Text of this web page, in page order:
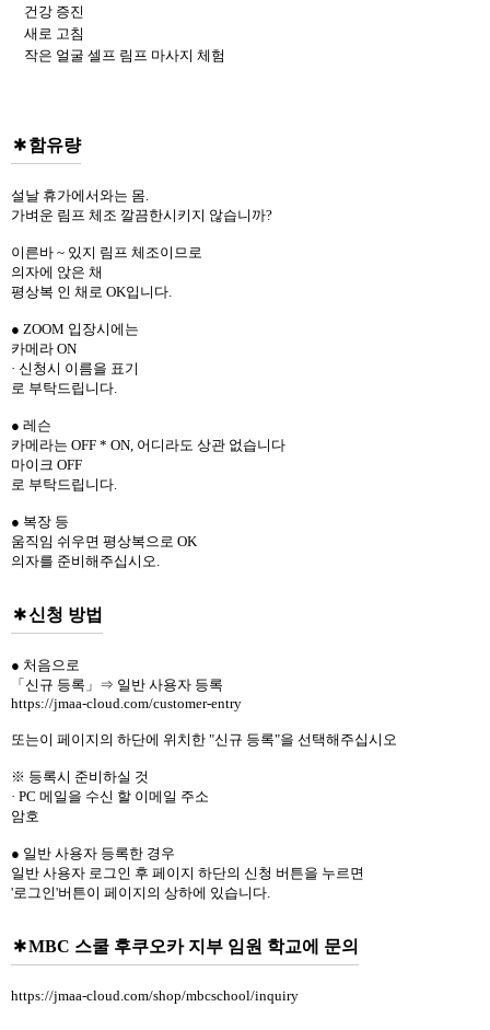
건강 증진
새로 고침
작은 얼굴 셀프 림프 마사지 체험
함유량
설날 휴가에서와는 몸.
가벼운 림프 체조 깔끔한시키지 않습니까?
이른바 ~ 있지 림프 체조이므로
의자에 앉은 채
평상복 인 채로 OK입니다.
● ZOOM 입장시에는
카메라 ON
· 신청시 이름을 표기
로 부탁드립니다.
● 레슨
카메라는 OFF * ON, 어디라도 상관 없습니다
마이크 OFF
로 부탁드립니다.
● 복장 등
움직임 쉬우면 평상복으로 OK
의자를 준비해주십시오.
신청 방법
● 처음으로
「신규 등록」⇒ 일반 사용자 등록
https://jmaa-cloud.com/customer-entry
또는이 페이지의 하단에 위치한 "신규 등록"을 선택해주십시오
※ 등록시 준비하실 것
· PC 메일을 수신 할 이메일 주소
암호
● 일반 사용자 등록한 경우
일반 사용자 로그인 후 페이지 하단의 신청 버튼을 누르면
'로그인'버튼이 페이지의 상하에 있습니다.
MBC 스쿨 후쿠오카 지부 임원 학교에 문의
https://jmaa-cloud.com/shop/mbcschool/inquiry